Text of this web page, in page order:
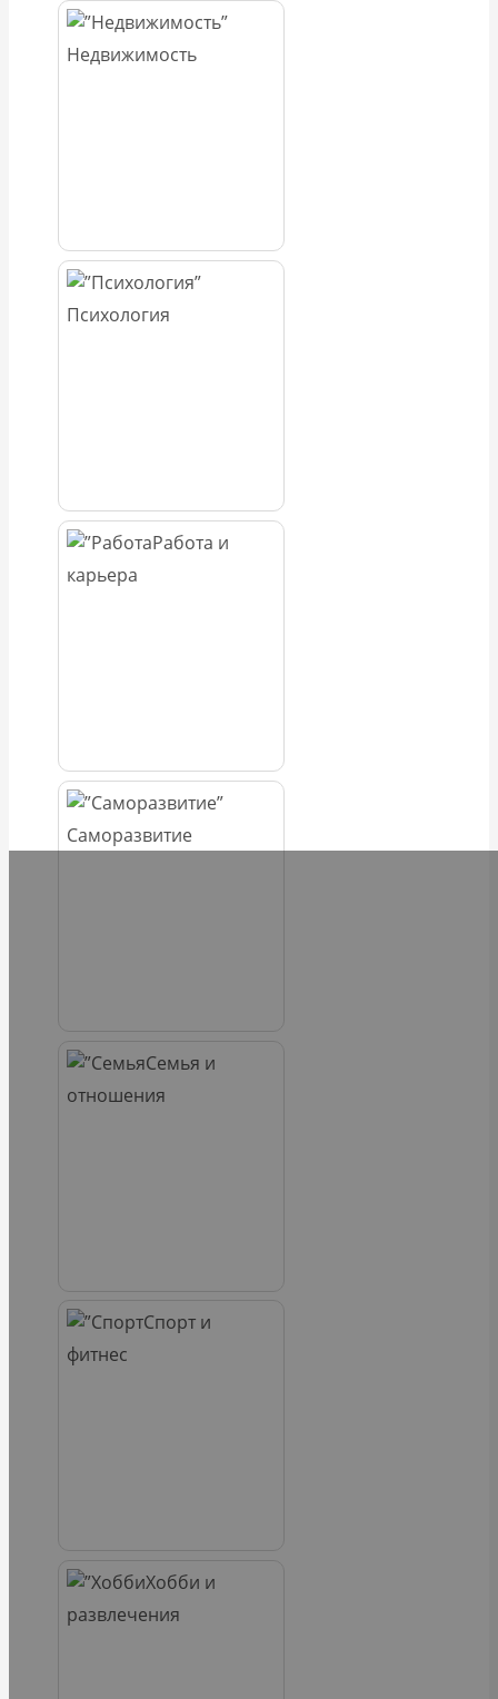
Недвижимость
Психология
Работа и
карьера
Саморазвитие
Семья и
отношения
Спорт и
фитнес
Хобби и
развлечения